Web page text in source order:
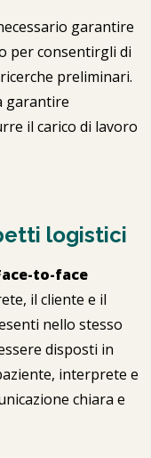
garantire
per consentirgli di
preliminari.
garantire
il carico di lavoro
logistici
to-face
il cliente e il
nello stesso
disposti in
interprete e
chiara e